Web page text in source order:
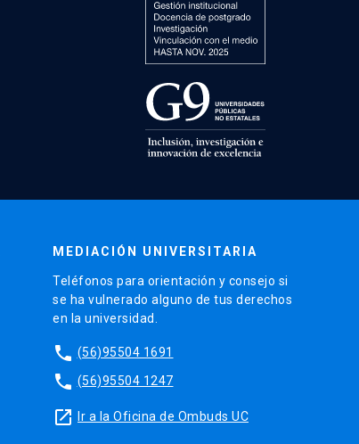
MEDIACIÓN UNIVERSITARIA
Teléfonos para orientación y consejo si
se ha vulnerado alguno de tus derechos
en la universidad.
phone (56)95504 1691
phone (56)95504 1247
launch Ir a la Oficina de Ombuds UC